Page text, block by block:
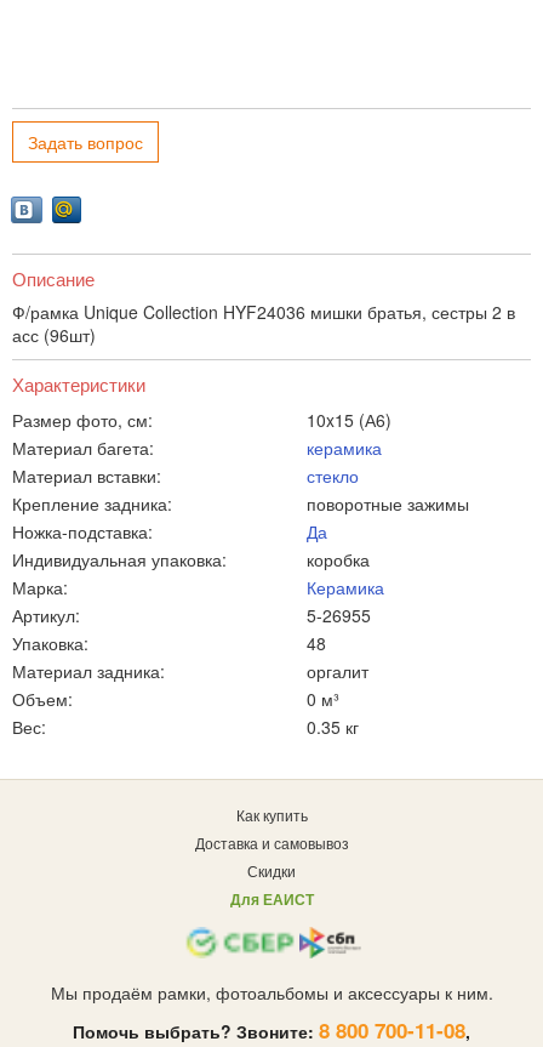
Задать вопрос
Описание
Ф/рамка Unique Collection HYF24036 мишки братья, сестры 2 в
асс (96шт)
Характеристики
Размер фото, см:
10x15 (А6)
Материал багета:
керамика
Материал вставки:
стекло
Крепление задника:
поворотные зажимы
Ножка-подставка:
Да
Индивидуальная упаковка:
коробка
Марка:
Керамика
Артикул:
5-26955
Упаковка:
48
Материал задника:
оргалит
Объем:
0 м³
Вес:
0.35 кг
Как купить
Доставка и самовывоз
Скидки
Для ЕАИСТ
Мы продаём рамки, фотоальбомы и аксессуары к ним.
Помочь выбрать? Звоните: 8 800 700-11-08,